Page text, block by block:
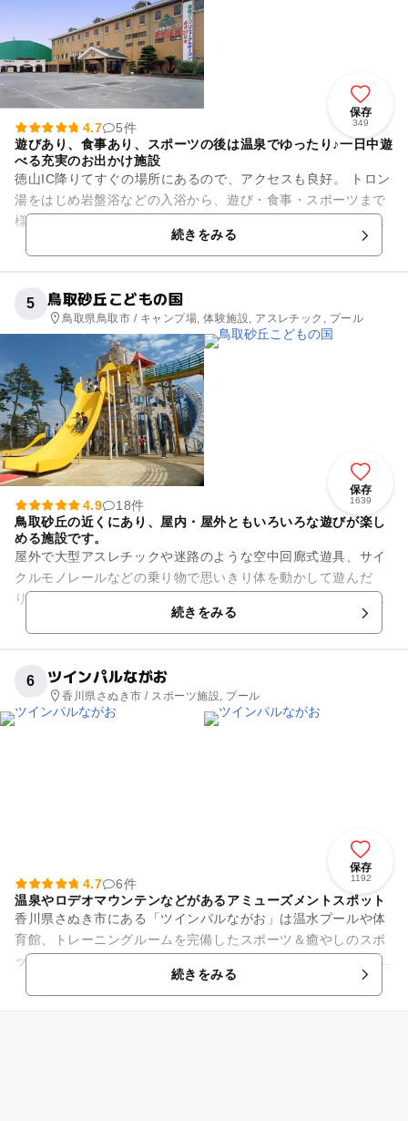
保存
349
4.7
5件
遊びあり、食事あり、スポーツの後は温泉でゆったり♪一日中遊
べる充実のお出かけ施設
徳山IC降りてすぐの場所にあるので、アクセスも良好。 トロン
湯をはじめ岩盤浴などの入浴から、遊び・食事・スポーツまで
様々なエンターテイメントを楽しむことができるのが「くだま
続きをみる
5 鳥取砂丘こどもの国
鳥取県鳥取市 / キャンプ場, 体験施設, アスレチック, プール
保存
1639
4.9
18件
鳥取砂丘の近くにあり、屋内・屋外ともいろいろな遊びが楽し
める施設です。
屋外で大型アスレチックや迷路のような空中回廊式遊具、サイ
クルモノレールなどの乗り物で思いきり体を動かして遊んだ
り、木のおもちゃなどを作れる木工工房、陶芸やねんど工作が
楽しめる砂の工房で親子一緒に...
続きをみる
6 ツインパルながお
香川県さぬき市 / スポーツ施設, プール
保存
1192
4.7
6件
温泉やロデオマウンテンなどがあるアミューズメントスポット
香川県さぬき市にある「ツインパルながお」は温水プールや体
育館、トレーニングルームを完備したスポーツ＆癒やしのスポ
ットです。 中でも大人気なのが温水プールにあるウォータース
続きをみる